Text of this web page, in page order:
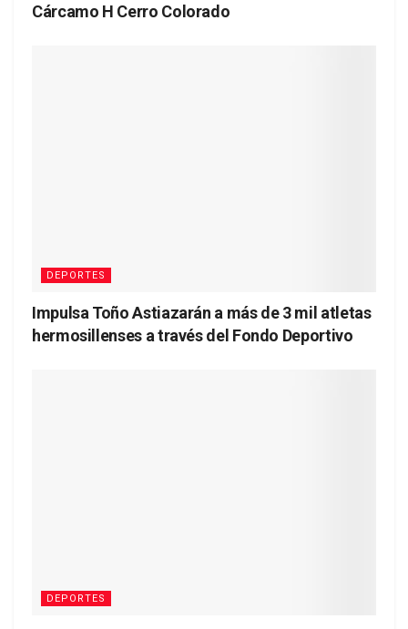
Cárcamo H Cerro Colorado
DEPORTES
Impulsa Toño Astiazarán a más de 3 mil atletas
hermosillenses a través del Fondo Deportivo
DEPORTES